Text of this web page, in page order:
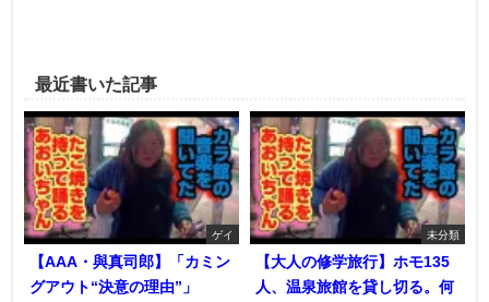
最近書いた記事
ゲイ
【AAA・與真司郎】「カミン
グアウト“決意の理由”」
未分類
【大人の修学旅行】ホモ135
人、温泉旅館を貸し切る。何